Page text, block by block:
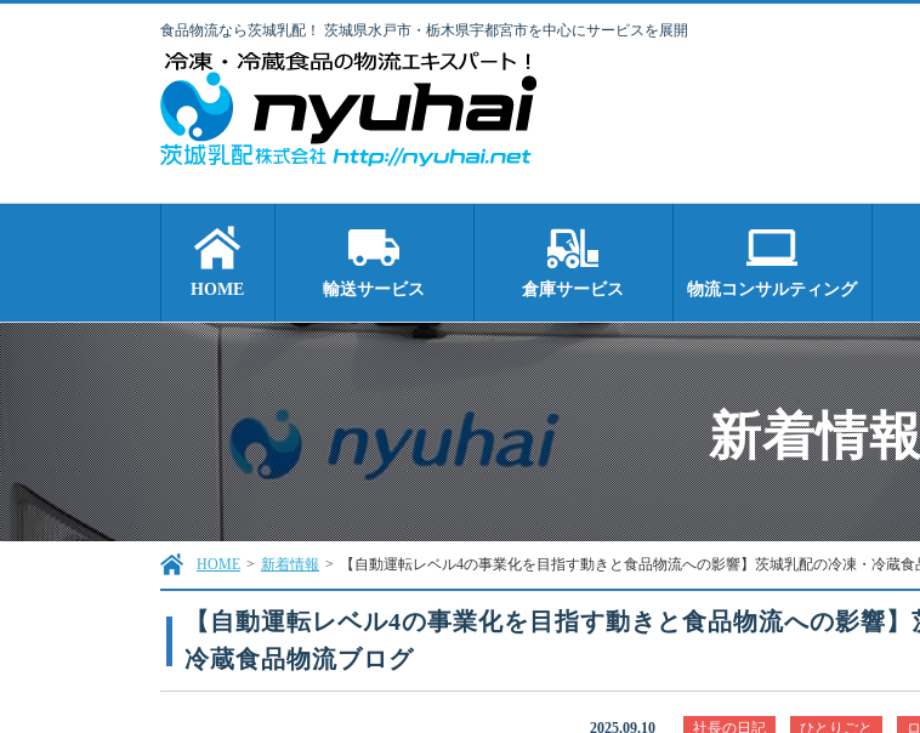
食品物流なら茨城乳配！ 茨城県水戸市・栃木県宇都宮市を中心にサービスを展開
HOME 輸送サービス 倉庫サービス 物流コンサルティング
新着情
HOME > 新着情報 > 【自動運転レベル4の事業化を目指す動きと食品物流への影響】茨城乳配の冷凍・冷蔵
【自動運転レベル4の事業化を目指す動きと食品物流への影響】
冷蔵食品物流ブログ
2025.09.10 社長の日記 ひとりごと